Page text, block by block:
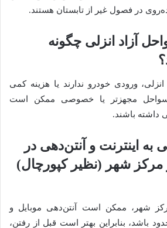
در فصول غیر از تابستان هستند.
آزاد انزلی چگونه
ورودی خودرو ندارند یا هزینه کمی
سواحل مجهزتر یا خصوصی ممکن است
داشته باشند.
اینترنت و آنتن‌دهی در
مرکز شهر (نظیر کپورچال)
شهر، ممکن است آنتن‌دهی موبایل و
باشد، بنابراین بهتر است قبل از رفتن،